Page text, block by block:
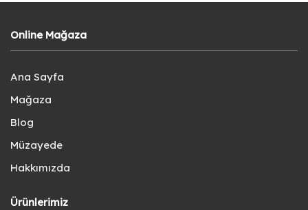
Online Mağaza
Ana Sayfa
Mağaza
Blog
Müzayede
Hakkımızda
Ürünlerimiz